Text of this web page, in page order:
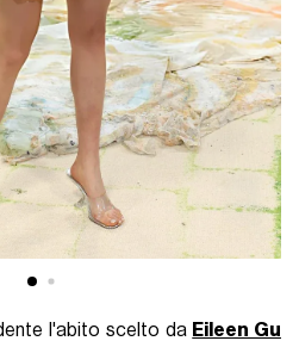
l'abito scelto da Eileen Gu